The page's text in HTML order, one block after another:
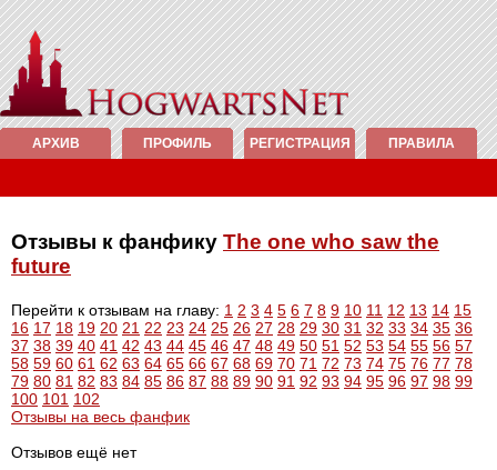
АРХИВ ПРОФИЛЬ РЕГИСТРАЦИЯ ПРАВИЛА
Отзывы к фанфику The one who saw the
future
Перейти к отзывам на главу: 1 2 3 4 5 6 7 8 9 10 11 12 13 14 15
16 17 18 19 20 21 22 23 24 25 26 27 28 29 30 31 32 33 34 35 36
37 38 39 40 41 42 43 44 45 46 47 48 49 50 51 52 53 54 55 56 57
58 59 60 61 62 63 64 65 66 67 68 69 70 71 72 73 74 75 76 77 78
79 80 81 82 83 84 85 86 87 88 89 90 91 92 93 94 95 96 97 98 99
100 101 102
Отзывы на весь фанфик
Отзывов ещё нет